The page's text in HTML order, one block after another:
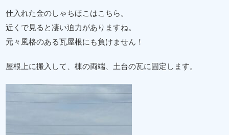
仕入れた金のしゃちほこはこちら。
近くで見ると凄い迫力がありますね。
元々風格のある瓦屋根にも負けません！
屋根上に搬入して、棟の両端、土台の瓦に固定します。